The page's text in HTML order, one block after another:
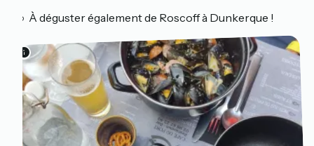
🚲 À déguster également de Roscoff à Dunkerque !